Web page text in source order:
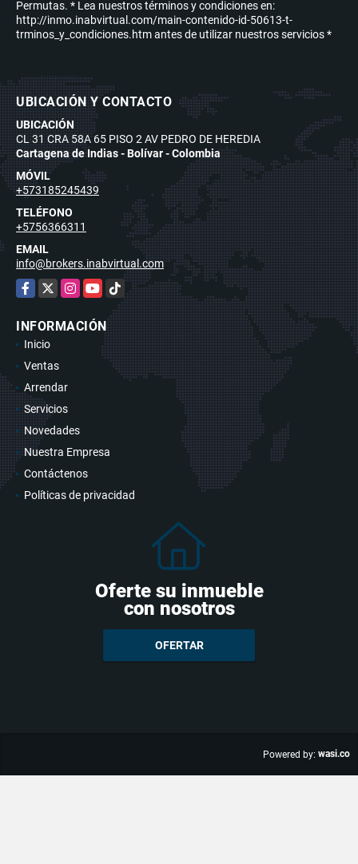
Permutas. * Lea nuestros términos y condiciones en:
http://inmo.inabvirtual.com/main-contenido-id-50613-t-
trminos_y_condiciones.htm antes de utilizar nuestros servicios *
UBICACIÓN Y CONTACTO
UBICACIÓN
CL 31 CRA 58A 65 PISO 2 AV PEDRO DE HEREDIA
Cartagena de Indias - Bolívar - Colombia
MÓVIL
+573185245439
TELÉFONO
+5756366311
EMAIL
info@brokers.inabvirtual.com
Facebook
X Instagram
YouTubeTikTok
INFORMACIÓN
Inicio
Ventas
Arrendar
Servicios
Novedades
Nuestra Empresa
Contáctenos
Políticas de privacidad
Oferte su inmueble
con nosotros
OFERTAR
Powered by: wasi.co